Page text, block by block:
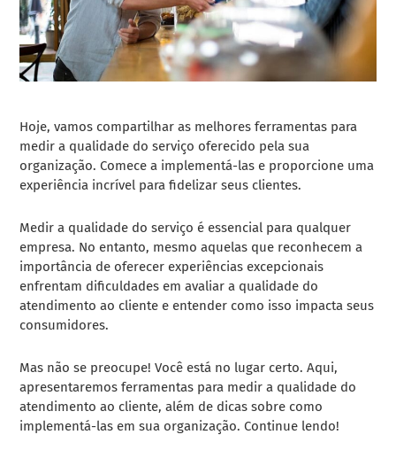
Hoje, vamos compartilhar as melhores ferramentas para
medir a qualidade do serviço oferecido pela sua
organização. Comece a implementá-las e proporcione uma
experiência incrível para fidelizar seus clientes.
Medir a qualidade do serviço é essencial para qualquer
empresa. No entanto, mesmo aquelas que reconhecem a
importância de oferecer experiências excepcionais
enfrentam dificuldades em avaliar a qualidade do
atendimento ao cliente e entender como isso impacta seus
consumidores.
Mas não se preocupe! Você está no lugar certo. Aqui,
apresentaremos ferramentas para medir a qualidade do
atendimento ao cliente, além de dicas sobre como
implementá-las em sua organização. Continue lendo!